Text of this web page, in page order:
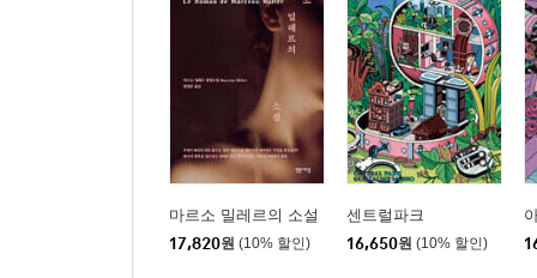
마르소 밀레르의 소설
17,820원 (10% 할인)
센트럴파크
16,650원 (10% 할인)